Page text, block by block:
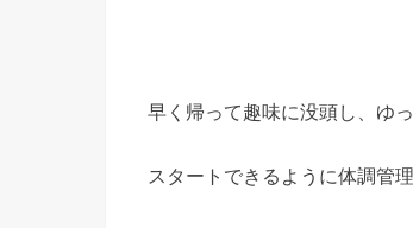
早く帰って趣味に没頭し、ゆ
スタートできるように体調管